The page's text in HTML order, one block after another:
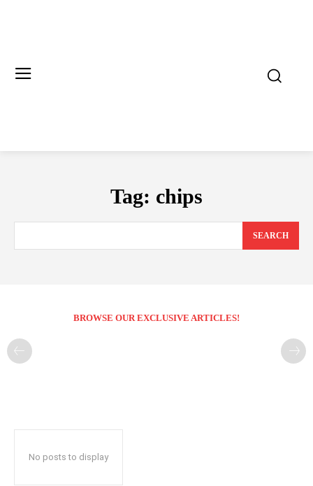
Tag: chips
SEARCH
BROWSE OUR EXCLUSIVE ARTICLES!
No posts to display